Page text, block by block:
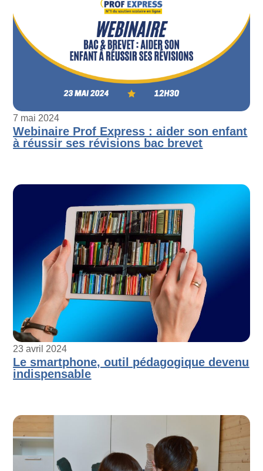
7 mai 2024
Webinaire Prof Express : aider son enfant
à réussir ses révisions bac brevet
23 avril 2024
Le smartphone, outil pédagogique devenu
indispensable